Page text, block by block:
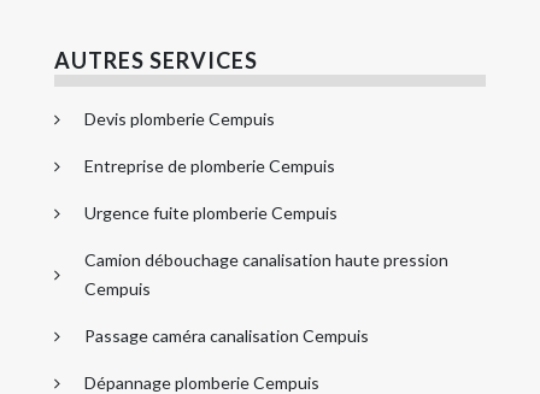
AUTRES SERVICES
Devis plomberie Cempuis
Entreprise de plomberie Cempuis
Urgence fuite plomberie Cempuis
Camion débouchage canalisation haute pression
Cempuis
Passage caméra canalisation Cempuis
Dépannage plomberie Cempuis